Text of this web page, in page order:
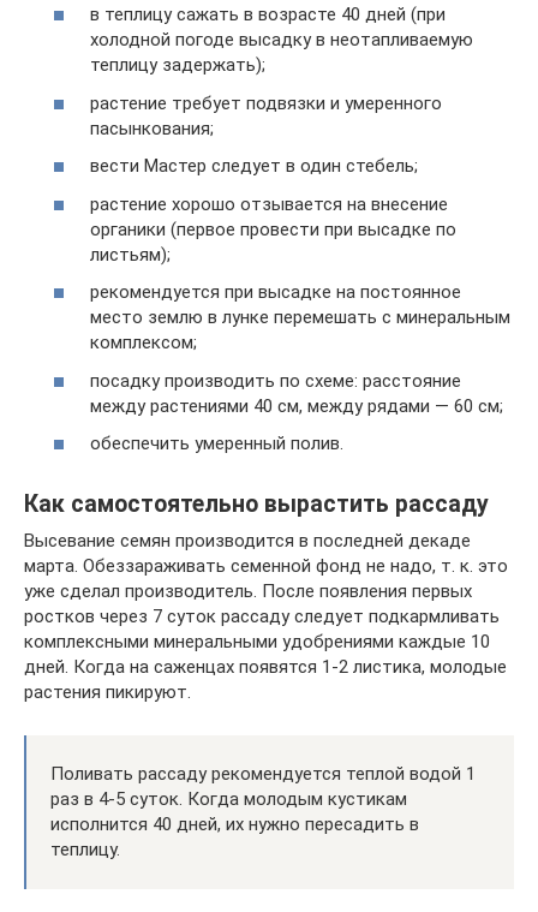
в теплицу сажать в возрасте 40 дней (при
холодной погоде высадку в неотапливаемую
теплицу задержать);
растение требует подвязки и умеренного
пасынкования;
вести Мастер следует в один стебель;
растение хорошо отзывается на внесение
органики (первое провести при высадке по
листьям);
рекомендуется при высадке на постоянное
место землю в лунке перемешать с минеральным
комплексом;
посадку производить по схеме: расстояние
между растениями 40 см, между рядами — 60 см;
обеспечить умеренный полив.
Как самостоятельно вырастить рассаду
Высевание семян производится в последней декаде
марта. Обеззараживать семенной фонд не надо, т. к. это
уже сделал производитель. После появления первых
ростков через 7 суток рассаду следует подкармливать
комплексными минеральными удобрениями каждые 10
дней. Когда на саженцах появятся 1-2 листика, молодые
растения пикируют.
Поливать рассаду рекомендуется теплой водой 1
раз в 4-5 суток. Когда молодым кустикам
исполнится 40 дней, их нужно пересадить в
теплицу.